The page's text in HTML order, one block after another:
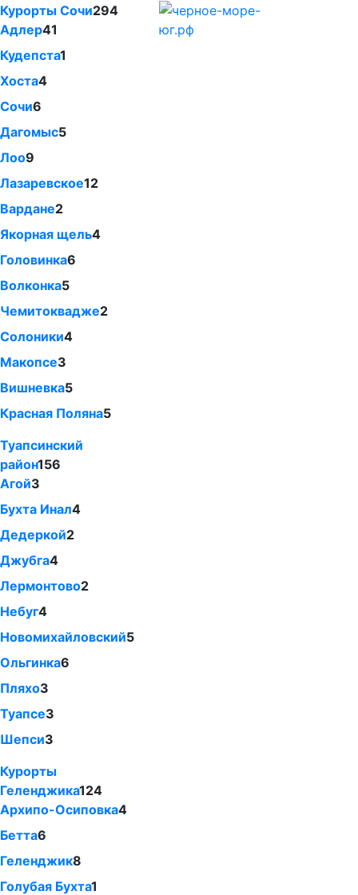
Курорты Сочи294
Адлер41
Кудепста1
Хоста4
Сочи6
Дагомыс5
Лоо9
Лазаревское12
Вардане2
Якорная щель4
Головинка6
Волконка5
Чемитоквадже2
Солоники4
Макопсе3
Вишневка5
Красная Поляна5
Туапсинский
район156
Агой3
Бухта Инал4
Дедеркой2
Джубга4
Лермонтово2
Небуг4
Новомихайловский5
Ольгинка6
Пляхо3
Туапсе3
Шепси3
Курорты
Геленджика124
Архипо-Осиповка4
Бетта6
Геленджик8
Голубая Бухта1